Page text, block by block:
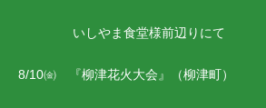
いしやま食堂様前辺りにて
8/10㈮ 『柳津花火大会』（柳津町）